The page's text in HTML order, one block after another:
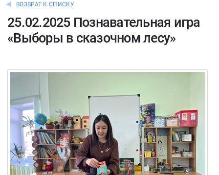
ВОЗВРАТ К СПИСКУ
25.02.2025 Познавательная игра
«Выборы в сказочном лесу»